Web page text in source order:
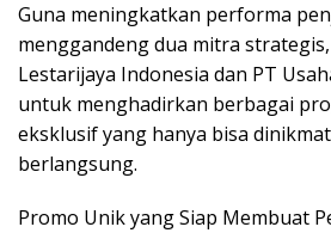
Guna meningkatkan performa
menggandeng dua mitra
Lestarijaya Indonesia dan PT
untuk menghadirkan berbagai
eksklusif yang hanya bisa
berlangsung.
Promo Unik yang Siap Membuat